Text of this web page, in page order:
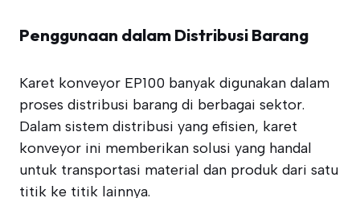
Penggunaan dalam Distribusi Barang
Karet konveyor EP100 banyak digunakan dalam
proses distribusi barang di berbagai sektor.
Dalam sistem distribusi yang efisien, karet
konveyor ini memberikan solusi yang handal
untuk transportasi material dan produk dari satu
titik ke titik lainnya.